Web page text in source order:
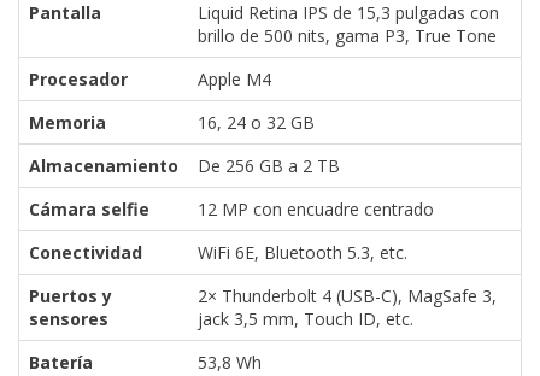
Pantalla
Liquid Retina IPS de 15,3 pulgadas con
brillo de 500 nits, gama P3, True Tone
Procesador
Apple M4
Memoria
16, 24 o 32 GB
Almacenamiento
De 256 GB a 2 TB
Cámara selfie
12 MP con encuadre centrado
Conectividad
WiFi 6E, Bluetooth 5.3, etc.
Puertos y
sensores
2× Thunderbolt 4 (USB-C), MagSafe 3,
jack 3,5 mm, Touch ID, etc.
Batería
53,8 Wh